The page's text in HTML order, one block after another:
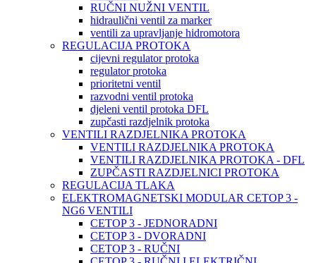
RUČNI NUŽNI VENTIL
hidraulični ventil za marker
ventili za upravljanje hidromotora
REGULACIJA PROTOKA
cijevni regulator protoka
regulator protoka
prioritetni ventil
razvodni ventil protoka
djeleni ventil protoka DFL
zupčasti razdjelnik protoka
VENTILI RAZDJELNIKA PROTOKA
VENTILI RAZDJELNIKA PROTOKA
VENTILI RAZDJELNIKA PROTOKA - DFL
ZUPČASTI RAZDJELNICI PROTOKA
REGULACIJA TLAKA
ELEKTROMAGNETSKI MODULAR CETOP 3 -
NG6 VENTILI
CETOP 3 - JEDNORADNI
CETOP 3 - DVORADNI
CETOP 3 - RUČNI